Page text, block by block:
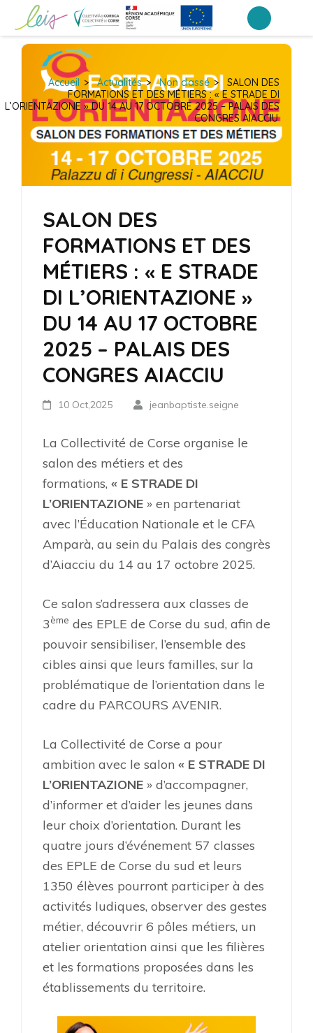
contenu
(Pressez
Portail Inter-établissements Leia
LEIA, le portail ENT NEO des établissements de Corse
Accueil > Actualités > Non classé >
SALON DES
FORMATIONS ET DES MÉTIERS : « E STRADE DI
L’ORIENTAZIONE » DU 14 AU 17 OCTOBRE 2025 – PALAIS DES
CONGRES AIACCIU
SALON DES
FORMATIONS ET DES
MÉTIERS : « E STRADE
DI L’ORIENTAZIONE »
DU 14 AU 17 OCTOBRE
2025 – PALAIS DES
CONGRES AIACCIU
10 Oct,2025 jeanbaptiste.seigne
La Collectivité de Corse organise le
salon des métiers et des
formations, « E STRADE DI
L’ORIENTAZIONE » en partenariat
avec l’Éducation Nationale et le CFA
Amparà, au sein du Palais des congrès
d’Aiacciu du 14 au 17 octobre 2025.
Ce salon s’adressera aux classes de
3ème des EPLE de Corse du sud, afin de
pouvoir sensibiliser, l’ensemble des
cibles ainsi que leurs familles, sur la
problématique de l’orientation dans le
cadre du PARCOURS AVENIR.
La Collectivité de Corse a pour
ambition avec le salon « E STRADE DI
L’ORIENTAZIONE » d’accompagner,
d’informer et d’aider les jeunes dans
leur choix d’orientation. Durant les
quatre jours d’événement 57 classes
des EPLE de Corse du sud et leurs
1350 élèves pourront participer à des
activités ludiques, observer des gestes
métier, découvrir 6 pôles métiers, un
atelier orientation ainsi que les filières
et les formations proposées dans les
établissements du territoire.